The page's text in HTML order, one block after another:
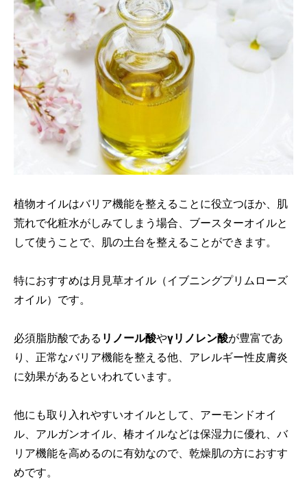
植物オイルはバリア機能を整えることに役立つほか、肌
荒れで化粧水がしみてしまう場合、ブースターオイルと
して使うことで、肌の土台を整えることができます。
特におすすめは月見草オイル（イブニングプリムローズ
オイル）です。
必須脂肪酸である リノール酸やγリノレン酸が豊富であ
り、正常なバリア機能を整える他、アレルギー性皮膚炎
に効果があるといわれています。
他にも取り入れやすいオイルとして、アーモンドオイ
ル、アルガンオイル、椿オイルなどは保湿力に優れ、バ
リア機能を高めるのに有効なので、乾燥肌の方におすす
めです。